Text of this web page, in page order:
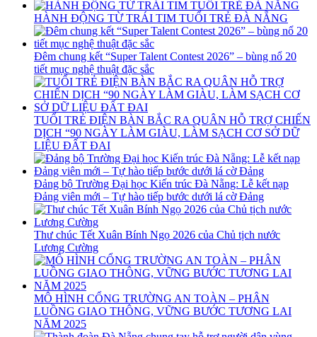
HÀNH ĐỘNG TỪ TRÁI TIM TUỔI TRẺ ĐÀ NẴNG
Đêm chung kết “Super Talent Contest 2026” – bùng nổ 20
tiết mục nghệ thuật đặc sắc
TUỔI TRẺ ĐIỆN BÀN BẮC RA QUÂN HỖ TRỢ CHIẾN
DỊCH “90 NGÀY LÀM GIÀU, LÀM SẠCH CƠ SỞ DỮ
LIỆU ĐẤT ĐAI
Đảng bộ Trường Đại học Kiến trúc Đà Nẵng: Lễ kết nạp
Đảng viên mới – Tự hào tiếp bước dưới lá cờ Đảng
Thư chúc Tết Xuân Bính Ngọ 2026 của Chủ tịch nước
Lương Cường
MÔ HÌNH CỔNG TRƯỜNG AN TOÀN – PHÂN
LUỒNG GIAO THÔNG, VỮNG BƯỚC TƯƠNG LAI
NĂM 2025